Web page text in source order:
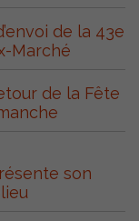
de la 43e
Marché
de la Fête
son